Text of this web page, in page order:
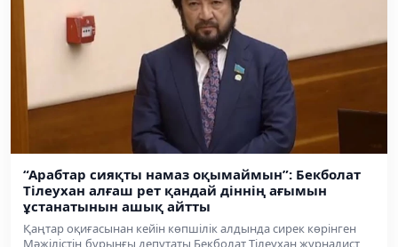
“Арабтар сияқты намаз оқымаймын”: Бекболат
Тілеухан алғаш рет қандай діннің ағымын
ұстанатынын ашық айтты
Қаңтар оқиғасынан кейін көпшілік алдында сирек көрінген
Мәжілістің бұрынғы депутаты Бекболат Тілеухан журналист